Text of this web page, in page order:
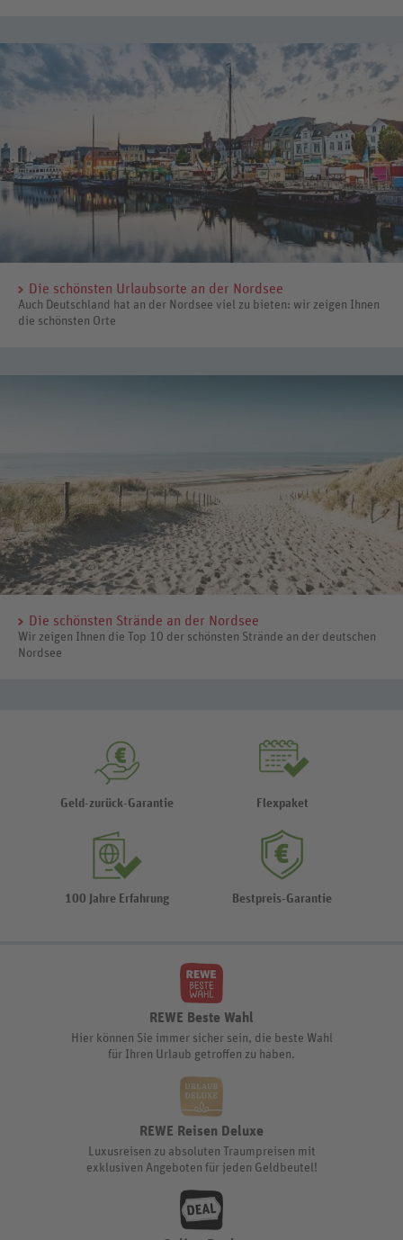
Die schönsten Urlaubsorte an der Nordsee
Auch Deutschland hat an der Nordsee viel zu bieten: wir zeigen Ihnen
die schönsten Orte
Die schönsten Strände an der Nordsee
Wir zeigen Ihnen die Top 10 der schönsten Strände an der deutschen
Nordsee
Geld-zurück-Garantie Flexpaket
100 Jahre Erfahrung Bestpreis-Garantie
REWE Beste Wahl
Hier können Sie immer sicher sein, die beste Wahl
für Ihren Urlaub getroffen zu haben.
REWE Reisen Deluxe
Luxusreisen zu absoluten Traumpreisen mit
exklusiven Angeboten für jeden Geldbeutel!